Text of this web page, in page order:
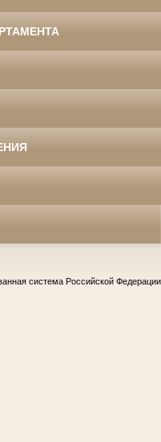
система Российской